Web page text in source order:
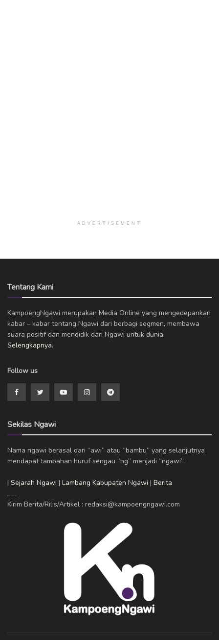
ADVERTISEMENT
Tentang Kami
KampoengNgawi merupakan Media Online yang mengedepankan
kabar – kabar tentang Ngawi dari berbagi segmen, membawa
suara positif dan mendidik dari Ngawi untuk dunia.
Selengkapnya..
Follow us
Sekilas Ngawi
Nama ngawi berasal dari “awi” atau “bambu” yang selanjutnya
mendapat tambahan huruf sengau “ng” menjadi “ngawi”.
| Sejarah Ngawi | Lambang Kabupaten Ngawi | Berita
Kirim Berita/Rilis/Artikel : redaksi@kampoengngawi.com